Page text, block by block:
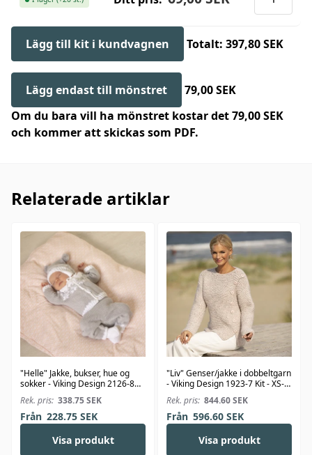
Lägg till kit i kundvagnen Totalt: 397,80 SEK
Lägg endast till mönstret
79,00 SEK
Om du bara vill ha mönstret kostar det 79,00 SEK
och kommer att skickas som PDF.
Relaterade artiklar
"Helle" Jakke, bukser, hue og
sokker - Viking Design 2126-8
Kit - 1-24 Mdr. - Viking Bambino
Rek. pris: 338.75SEK
Från 228.75SEK
Visa produkt
"Liv" Genser/jakke i dobbeltgarn
- Viking Design 1923-7 Kit - XS-
XXL - Viking Alpaca Bris
Rek. pris: 844.60SEK
Från 596.60SEK
Visa produkt